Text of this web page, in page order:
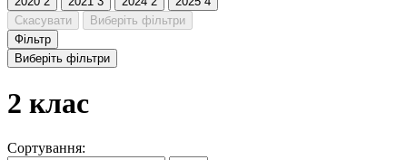
Скасувати
Виберіть фільтри
Фільтр
Виберіть фільтри
2 клас
Сортування: